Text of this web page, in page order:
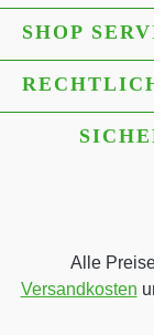
SHOP
Alle
Versandkosten